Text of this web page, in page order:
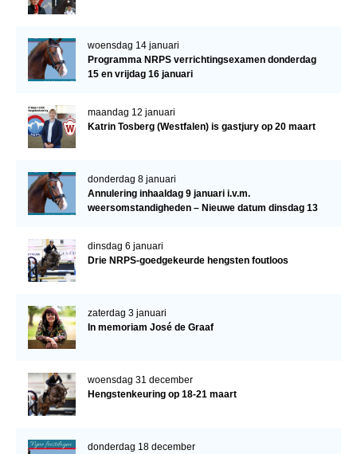
woensdag 14 januari
Programma NRPS verrichtingsexamen donderdag
15 en vrijdag 16 januari
maandag 12 januari
Katrin Tosberg (Westfalen) is gastjury op 20 maart
donderdag 8 januari
Annulering inhaaldag 9 januari i.v.m.
weersomstandigheden – Nieuwe datum dinsdag 13
dinsdag 6 januari
Drie NRPS-goedgekeurde hengsten foutloos
zaterdag 3 januari
In memoriam José de Graaf
woensdag 31 december
Hengstenkeuring op 18-21 maart
donderdag 18 december